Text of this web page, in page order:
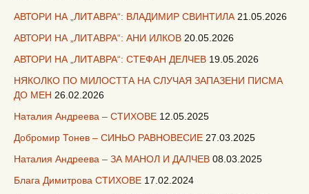
АВТОРИ НА „ЛИТАВРА“: ВЛАДИМИР СВИНТИЛА 21.05.2026
АВТОРИ НА „ЛИТАВРА“: АНИ ИЛКОВ 20.05.2026
АВТОРИ НА „ЛИТАВРА“: СТЕФАН ДЕЛЧЕВ 19.05.2026
НЯКОЛКО ПО МИЛОСТТА НА СЛУЧАЯ ЗАПАЗЕНИ ПИСМА
ДО МЕН 26.02.2026
Наталия Андреева – СТИХОВЕ 12.05.2025
Добромир Тонев – СИНЬО РАВНОВЕСИЕ 27.03.2025
Наталия Андреева – ЗА МАНОЛ И ДАЛЧЕВ 08.03.2025
Блага Димитрова СТИХОВЕ 17.02.2024